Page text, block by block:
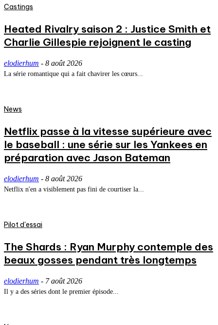
Castings
Heated Rivalry saison 2 : Justice Smith et
Charlie Gillespie rejoignent le casting
elodierhum - 8 août 2026
La série romantique qui a fait chavirer les cœurs...
News
Netflix passe à la vitesse supérieure avec
le baseball : une série sur les Yankees en
préparation avec Jason Bateman
elodierhum - 8 août 2026
Netflix n'en a visiblement pas fini de courtiser la...
Pilot d'essai
The Shards : Ryan Murphy contemple des
beaux gosses pendant très longtemps
elodierhum - 7 août 2026
Il y a des séries dont le premier épisode...